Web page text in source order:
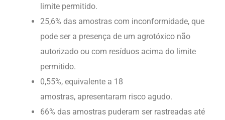
limite permitido.
25,6% das amostras com inconformidade, que
pode ser a presença de um agrotóxico não
autorizado ou com resíduos acima do limite
permitido.
0,55%, equivalente a 18
amostras, apresentaram risco agudo.
66% das amostras puderam ser rastreadas até